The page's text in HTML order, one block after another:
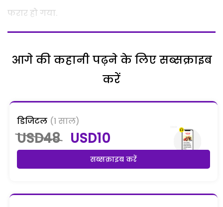
फरार हो गया.
आगे की कहानी पढ़ने के लिए सब्सक्राइब
करें
डिजिटल (1 साल)
USD48 USD10
सब्सक्राइब करें